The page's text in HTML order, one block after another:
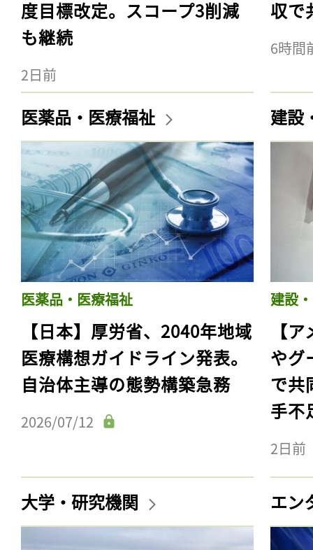
度目標改定。スコープ3削減
も継続
2日前
収で
6時間
医薬品・医療福祉
医薬品・医療福祉
【日本】厚労省、2040年地域
医療構想ガイドライン発表。
自治体主導の態勢構築急務
2026/07/12
建設
建設
【
やグ
で共
手不
2日前
大学・研究機関 エン